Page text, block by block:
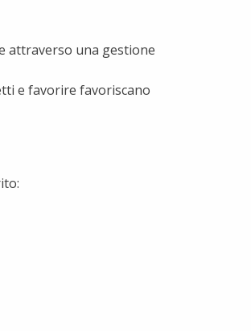
attraverso una gestione
e favorire favoriscano